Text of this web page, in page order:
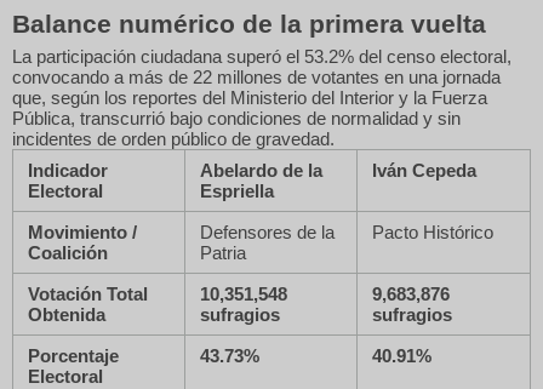
Balance numérico de la primera vuelta
La participación ciudadana superó el 53.2% del censo electoral,
convocando a más de 22 millones de votantes en una jornada
que, según los reportes del Ministerio del Interior y la Fuerza
Pública, transcurrió bajo condiciones de normalidad y sin
incidentes de orden público de gravedad.
Indicador
Electoral
Abelardo de la
Espriella
Iván Cepeda
Movimiento /
Coalición
Defensores de la
Patria
Pacto Histórico
Votación Total
Obtenida
10,351,548
sufragios
9,683,876
sufragios
Porcentaje
Electoral
43.73% 40.91%